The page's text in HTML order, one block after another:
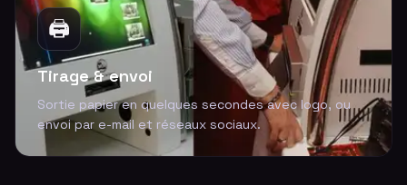
🖨️
Tirage & envoi
Sortie papier en quelques secondes avec logo, ou
envoi par e-mail et réseaux sociaux.